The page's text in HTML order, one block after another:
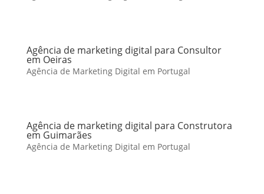
Agência de marketing digital para Consultor
em Oeiras
Agência de Marketing Digital em Portugal
Agência de marketing digital para Construtora
em Guimarães
Agência de Marketing Digital em Portugal